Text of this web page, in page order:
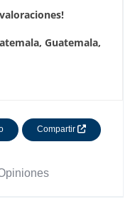
Guatemala,
Compartir